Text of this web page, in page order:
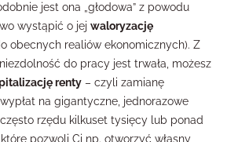
jest ona „głodowa” z powodu
wystąpić o jej waloryzację
obecnych realiów ekonomicznych). Z
do pracy jest trwała, możesz
renty – czyli zamianę
na gigantyczne, jednorazowe
rzędu kilkuset tysięcy lub ponad
pozwoli Ci np. otworzyć własny